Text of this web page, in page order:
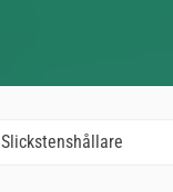
Slickstenshållare